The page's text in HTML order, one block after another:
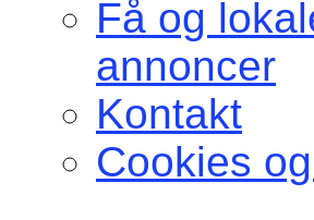
Få og
annoncer
Kontakt
Cookies